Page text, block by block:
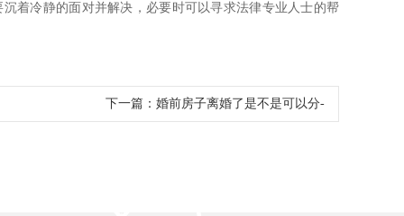
着冷静的面对并解决，必要时可以寻求法律专业人士的帮
下一篇： 婚前房子离婚了是不是可以分-